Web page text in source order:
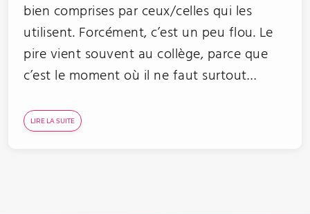
bien comprises par ceux/celles qui les
utilisent. Forcément, c’est un peu flou. Le
pire vient souvent au collège, parce que
c’est le moment où il ne faut surtout…
LIRE LA SUITE